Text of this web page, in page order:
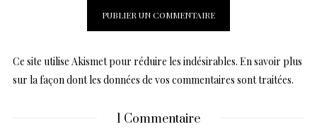
Ce site utilise Akismet pour réduire les indésirables. En savoir plus
sur la façon dont les données de vos commentaires sont traitées.
1 Commentaire